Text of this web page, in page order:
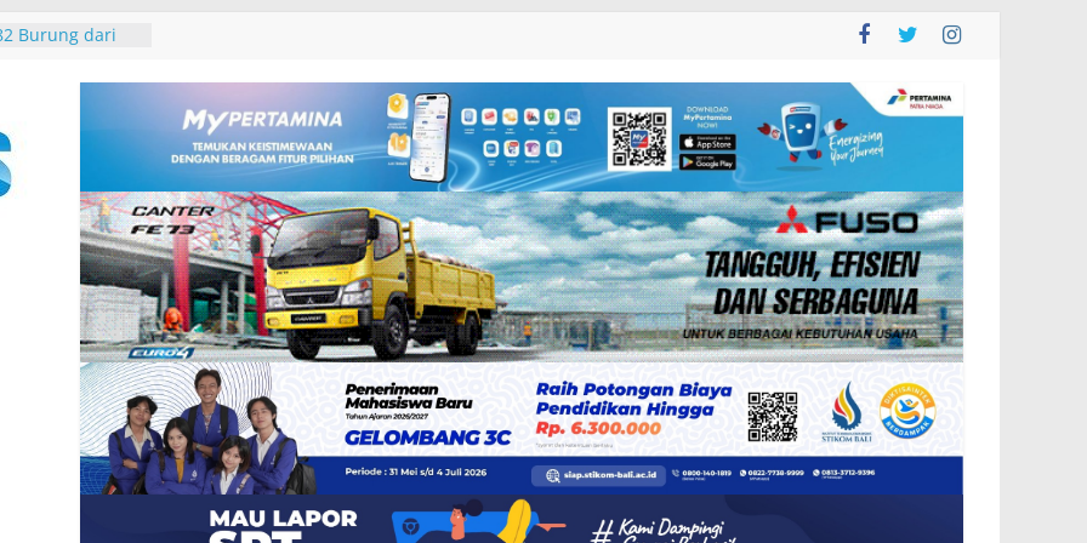
Padangbai
DPRD Badung
2027, Belanja
14,2 Triliun
Umum
dan Ahli Waris
Kwarcab
di Jambore
di Desa Adat
Persatuan